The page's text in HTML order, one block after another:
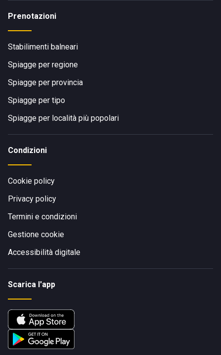
Prenotazioni
Stabilimenti balneari
Spiagge per regione
Spiagge per provincia
Spiagge per tipo
Spiagge per località più popolari
Condizioni
Cookie policy
Privacy policy
Termini e condizioni
Gestione cookie
Accessibilità digitale
Scarica l'app